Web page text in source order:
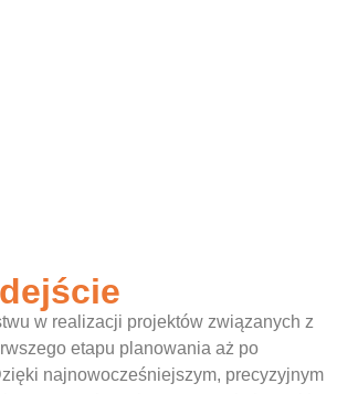
w realizacji projektów związanych z
etapu planowania aż po
najnowocześniejszym, precyzyjnym